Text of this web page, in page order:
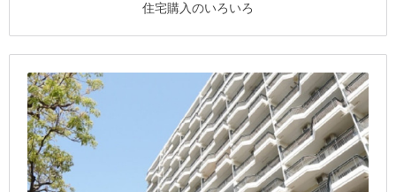
住宅購入のいろいろ